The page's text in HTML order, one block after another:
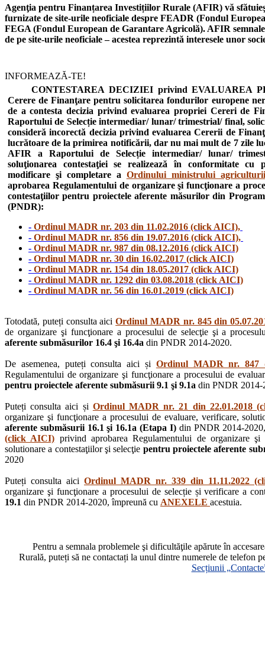
Agenţia pentru Finanțarea Investițiilor Rurale (AFIR) vă
furnizate de site-urile neoficiale despre FEADR (Fondul
FEGA (Fondul European de Garantare Agricolă). AFIR
de pe site-urile neoficiale – acestea reprezintă interesele unor
INFORMEAZĂ-TE!
CONTESTAREA DECIZIEI privind EVALUAREA
Cerere de Finanţare pentru solicitarea fondurilor europene
de a contesta decizia privind evaluarea propriei Cereri de
Raportului de Selecție intermediar/ lunar/ trimestrial/ final,
consideră incorectă decizia privind evaluarea Cererii de
lucrătoare de la primirea notificării, dar nu mai mult de 7 zile
AFIR a Raportului de Selecție intermediar/ lunar/
soluţionarea contestaţiei se realizează în conformitate cu
modificare şi completare a Ordinului ministrului
aprobarea Regulamentului de organizare şi funcţionare a
contestaţiilor pentru proiectele aferente măsurilor din
(PNDR):
- Ordinul MADR nr. 203 din 11.02.2016 (click AICI),
- Ordinul MADR nr. 856 din 19.07.2016 (click AICI),
- Ordinul MADR nr. 987 din 08.12.2016 (click AICI)
- Ordinul MADR nr. 30 din 16.02.2017 (click AICI)
- Ordinul MADR nr. 154 din 18.05.2017 (click AICI)
- Ordinul MADR nr. 1292 din 03.08.2018 (click AICI)
- Ordinul MADR nr. 56 din 16.01.2019 (click AICI)
Totodată, puteți consulta aiciOrdinul MADR nr. 845 din
de organizare şi funcţionare a procesului de selecţie şi a
aferente submăsurilor 16.4 şi 16.4a din PNDR 2014-2020.
De asemenea, puteți consulta aici și Ordinul MADR nr. 847
Regulamentului de organizare şi funcţionare a procesului de
pentru proiectele aferente submăsurii 9.1 şi 9.1a din PNDR 2014-
Puteți consulta aici și Ordinul MADR nr. 21 din 22.01.2018
organizare şi funcţionare a procesului de evaluare, verificare,
aferente submăsurii 16.1 şi 16.1a (Etapa I)din PNDR 2014-
(click AICI) privind aprobarea Regulamentului de organizare
solutionare a contestaţiilor şi selecţie pentru proiectele aferente
2020
Puteți consulta aici Ordinul MADR nr. 339 din 11.11.2022
organizare şi funcţionare a procesului de selecție și verificare a
19.1 din PNDR 2014-2020, împreună cu ANEXELE acestuia.
Pentru a semnala problemele şi dificultăţile apărute în
Rurală, puteți să ne contactați la unul dintre numerele de telefon
Secțiunii